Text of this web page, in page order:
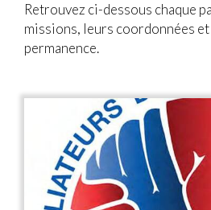
Retrouvez ci-dessous chaque
missions, leurs coordonnées
permanence.